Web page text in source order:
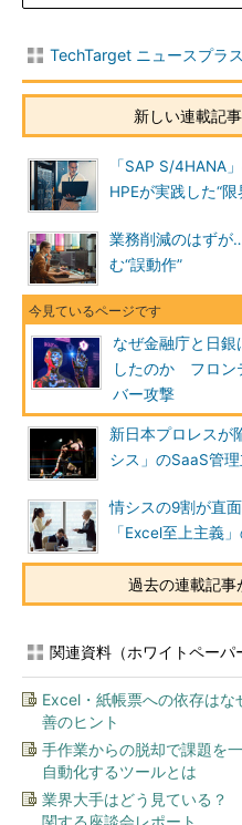
TechTarget ニュースプラ
新しい連載記
「SAP S/4HANA
HPEが実践した“限
業務削減のはず
む“誤動作”
なぜ金融庁と日
したのか フロン
バー攻撃
新日本プロレスが
シス」のSaaS管
情シスの9割が直
「Excel至上主義
過去の連載記
関連資料（ホワイトペーパ
Excel・紙帳票への依存は
善のヒント
手作業からの脱却で課題を
自動化するツールとは
業界大手はどう見ている？
関する座談会レポート